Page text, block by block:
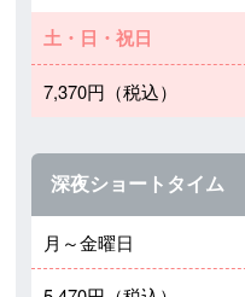
土・日・祝日
7,370円（税込）
深夜ショートタイム
月～金曜日